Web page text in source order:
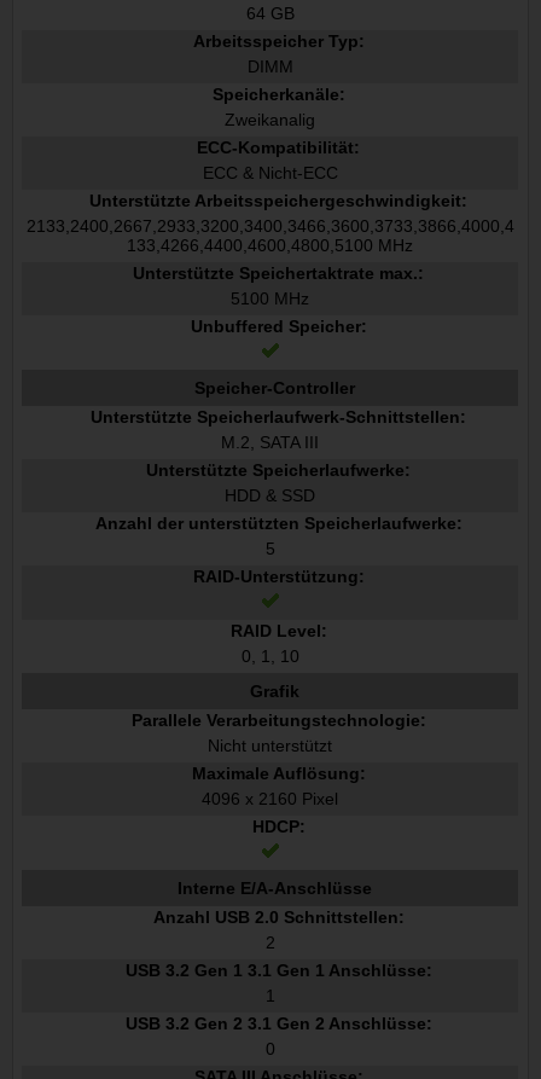
64 GB
Arbeitsspeicher Typ:
DIMM
Speicherkanäle:
Zweikanalig
ECC-Kompatibilität:
ECC & Nicht-ECC
Unterstützte Arbeitsspeichergeschwindigkeit:
2133,2400,2667,2933,3200,3400,3466,3600,3733,3866,4000,4
133,4266,4400,4600,4800,5100 MHz
Unterstützte Speichertaktrate max.:
5100 MHz
Unbuffered Speicher:
Speicher-Controller
Unterstützte Speicherlaufwerk-Schnittstellen:
M.2, SATA III
Unterstützte Speicherlaufwerke:
HDD & SSD
Anzahl der unterstützten Speicherlaufwerke:
5
RAID-Unterstützung:
RAID Level:
0, 1, 10
Grafik
Parallele Verarbeitungstechnologie:
Nicht unterstützt
Maximale Auflösung:
4096 x 2160 Pixel
HDCP:
Interne E/A-Anschlüsse
Anzahl USB 2.0 Schnittstellen:
2
USB 3.2 Gen 1 3.1 Gen 1 Anschlüsse:
1
USB 3.2 Gen 2 3.1 Gen 2 Anschlüsse:
0